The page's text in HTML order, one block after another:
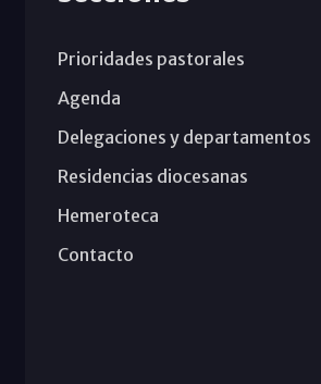
Prioridades pastorales
Agenda
Delegaciones y departamentos
Residencias diocesanas
Hemeroteca
Contacto